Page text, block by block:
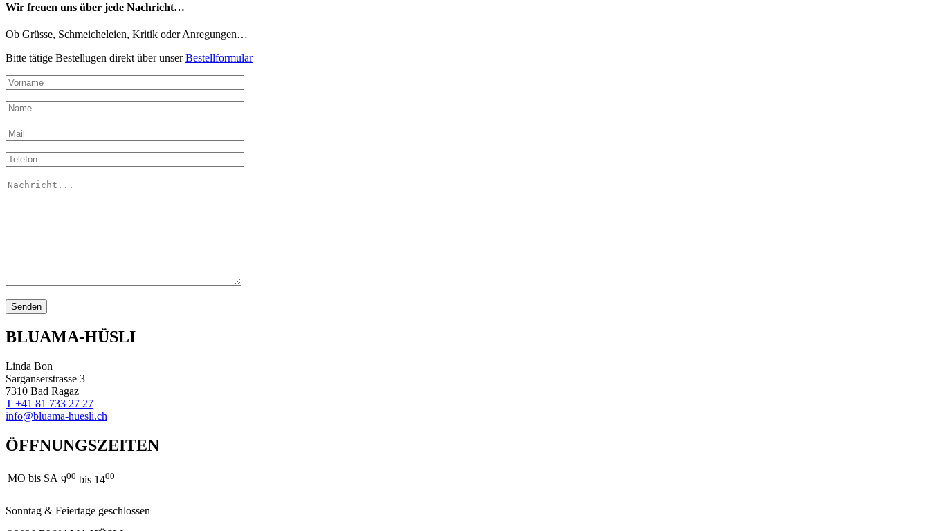
Wir freuen uns über jede Nachricht…
Ob Grüsse, Schmeicheleien, Kritik oder Anregungen…
Bitte tätige Bestellugen direkt über unserBestellformular
BLUAMA-HÜSLI
Linda Bon
Sarganserstrasse 3
7310 Bad Ragaz
T +41 81 733 27 27
info@bluama-huesli.ch
ÖFFNUNGSZEITEN
MO bis SA 900 bis 1400
Sonntag & Feiertage geschlossen